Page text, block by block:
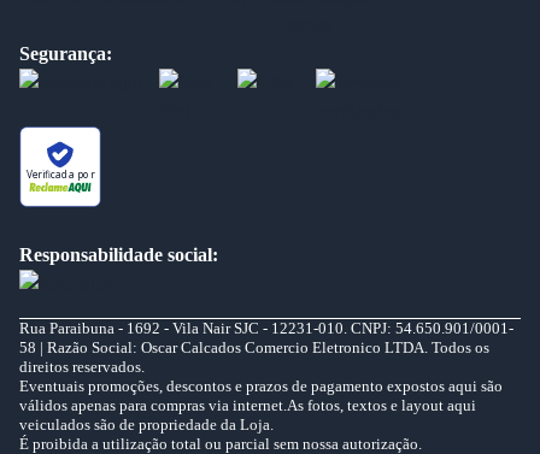
Segurança:
Verificada por
Responsabilidade social:
Rua Paraibuna - 1692 - Vila Nair SJC - 12231-010. CNPJ: 54.650.901/0001-
58 | Razão Social: Oscar Calcados Comercio Eletronico LTDA. Todos os
direitos reservados.
Eventuais promoções, descontos e prazos de pagamento expostos aqui são
válidos apenas para compras via internet.As fotos, textos e layout aqui
veiculados são de propriedade da Loja.
É proibida a utilização total ou parcial sem nossa autorização.